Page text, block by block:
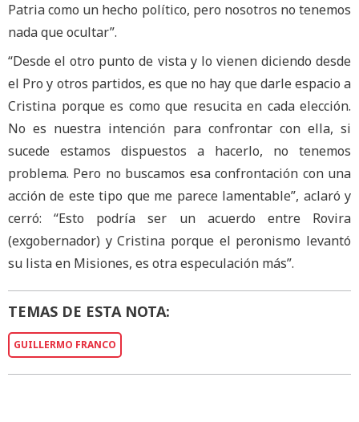
Patria como un hecho político, pero nosotros no tenemos
nada que ocultar”.
“Desde el otro punto de vista y lo vienen diciendo desde
el Pro y otros partidos, es que no hay que darle espacio a
Cristina porque es como que resucita en cada elección.
No es nuestra intención para confrontar con ella, si
sucede estamos dispuestos a hacerlo, no tenemos
problema. Pero no buscamos esa confrontación con una
acción de este tipo que me parece lamentable”, aclaró y
cerró: “Esto podría ser un acuerdo entre Rovira
(exgobernador) y Cristina porque el peronismo levantó
su lista en Misiones, es otra especulación más”.
TEMAS DE ESTA NOTA:
GUILLERMO FRANCO